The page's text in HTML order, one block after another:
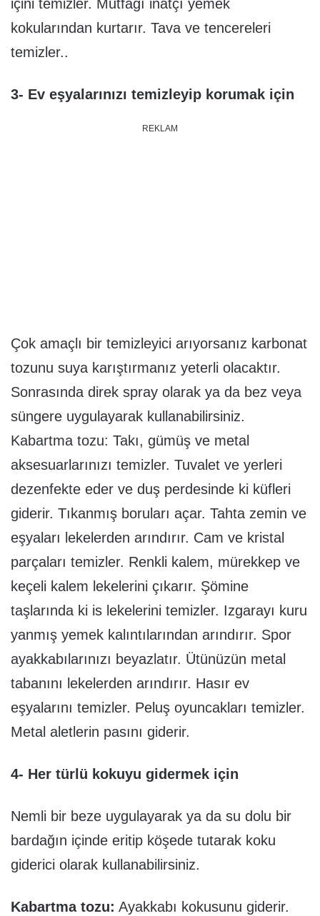
içini temizler. Mutfağı inatçı yemek
kokularından kurtarır. Tava ve tencereleri
temizler..
3- Ev eşyalarınızı temizleyip korumak için
REKLAM
Çok amaçlı bir temizleyici arıyorsanız karbonat
tozunu suya karıştırmanız yeterli olacaktır.
Sonrasında direk spray olarak ya da bez veya
süngere uygulayarak kullanabilirsiniz.
Kabartma tozu: Takı, gümüş ve metal
aksesuarlarınızı temizler. Tuvalet ve yerleri
dezenfekte eder ve duş perdesinde ki küfleri
giderir. Tıkanmış boruları açar. Tahta zemin ve
eşyaları lekelerden arındırır. Cam ve kristal
parçaları temizler. Renkli kalem, mürekkep ve
keçeli kalem lekelerini çıkarır. Şömine
taşlarında ki is lekelerini temizler. Izgarayı kuru
yanmış yemek kalıntılarından arındırır. Spor
ayakkabılarınızı beyazlatır. Ütünüzün metal
tabanını lekelerden arındırır. Hasır ev
eşyalarını temizler. Peluş oyuncakları temizler.
Metal aletlerin pasını giderir.
4- Her türlü kokuyu gidermek için
Nemli bir beze uygulayarak ya da su dolu bir
bardağın içinde eritip köşede tutarak koku
giderici olarak kullanabilirsiniz.
Kabartma tozu: Ayakkabı kokusunu giderir.